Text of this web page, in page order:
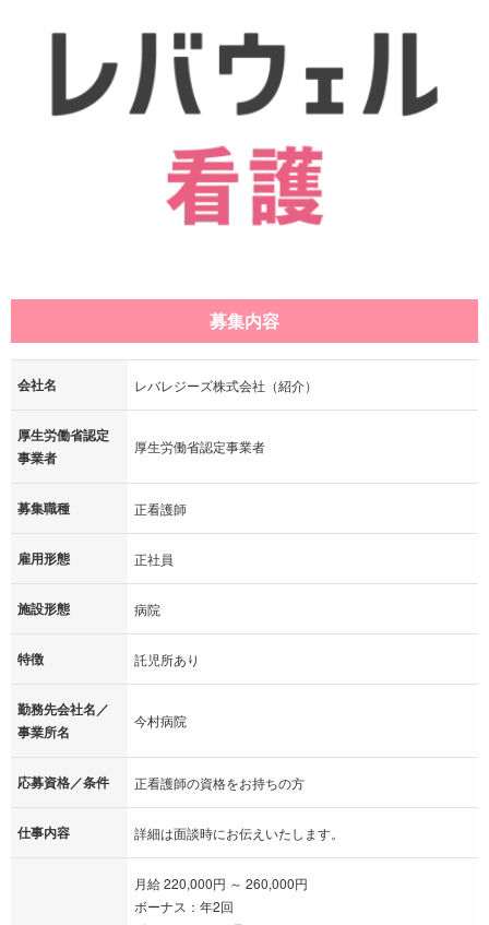
募集内容
会社名 レバレジーズ株式会社（紹介）
厚生労働省認定
事業者
厚生労働省認定事業者
募集職種 正看護師
雇用形態 正社員
施設形態 病院
特徴 託児所あり
勤務先会社名／
事業所名
今村病院
応募資格／条件 正看護師の資格をお持ちの方
仕事内容 詳細は面談時にお伝えいたします。
月給 220,000円 ～ 260,000円
ボーナス：年2回